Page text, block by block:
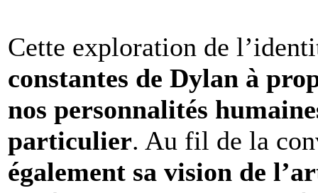
Cette exploration de
constantes de Dylan à
nos personnalités
particulier. Au fil de la
également sa vision de